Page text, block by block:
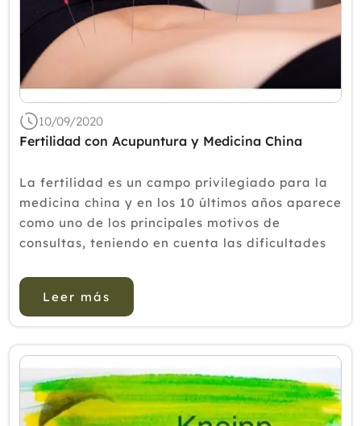
10/09/2020
Fertilidad con Acupuntura y Medicina China
La fertilidad es un campo privilegiado para la
medicina china y en los 10 últimos años aparece
como uno de los principales motivos de
consultas, teniendo en cuenta las dificultades
embarazo en un tiempo deseado. La medicina
china...
Leer más